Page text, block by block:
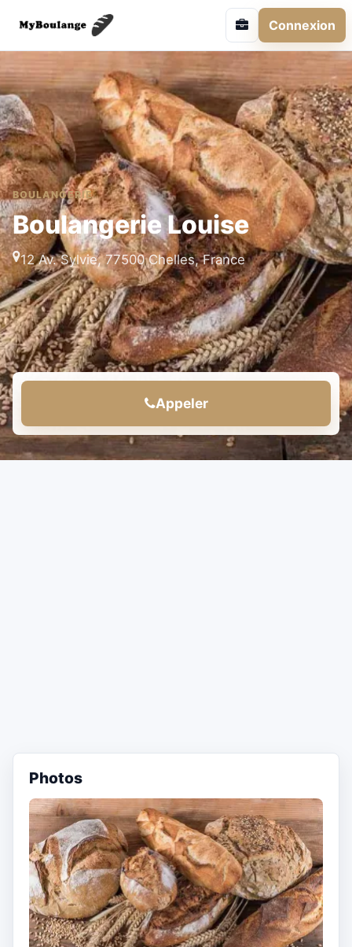
Connexion
BOULANGERIE
Boulangerie Louise
12 Av. Sylvie, 77500 Chelles, France
Appeler
Photos